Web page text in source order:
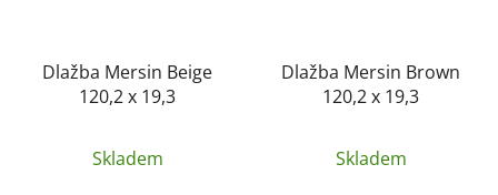
Dlažba Mersin Beige
120,2 x 19,3
Skladem
Dlažba Mersin Brown
120,2 x 19,3
Skladem